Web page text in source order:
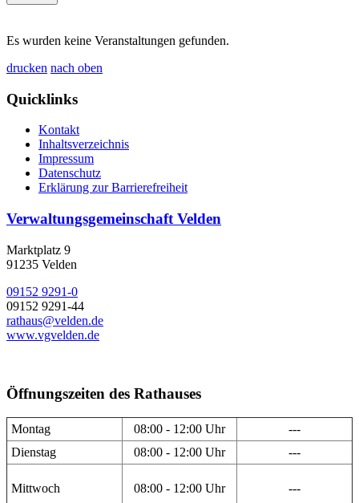
Es wurden keine Veranstaltungen gefunden.
drucken nach oben
Quicklinks
Kontakt
Inhaltsverzeichnis
Impressum
Datenschutz
Erklärung zur Barrierefreiheit
Verwaltungsgemeinschaft Velden
Marktplatz 9
91235 Velden
09152 9291-0
09152 9291-44
rathaus@velden.de
www.vgvelden.de
Öffnungszeiten des Rathauses
Montag 08:00 - 12:00 Uhr
---
Dienstag
08:00 - 12:00 Uhr ---
Mittwoch 08:00 - 12:00 Uhr ---